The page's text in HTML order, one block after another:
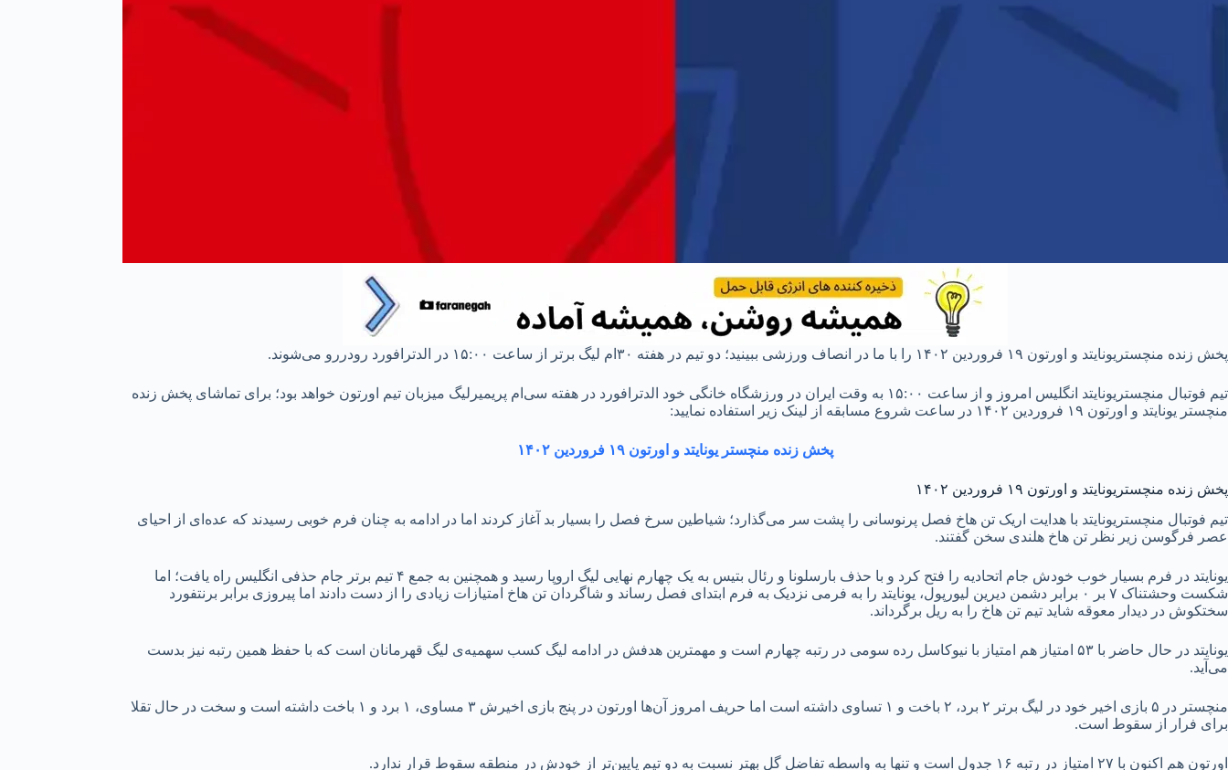
پخش زنده منچستریونایتد و اورتون ۱۹ فروردین ۱۴۰۲ را با ما در انصاف ورزشی ببینید؛ دو تیم در هفته ۳۰ام لیگ برتر از ساعت ۱۵:۰۰ در الدترافورد رودررو می‌شوند.
تیم فوتبال منچستریونایتد انگلیس امروز و از ساعت ۱۵:۰۰ به وقت ایران در ورزشگاه خانگی خود الدترافورد در هفته سی‌ام پریمیرلیگ میزبان تیم اورتون خواهد بود؛ برای تماشای پخش زنده
منچستر یونایتد و اورتون ۱۹ فروردین ۱۴۰۲ در ساعت شروع مسابقه از لینک زیر استفاده نمایید:
پخش زنده منچستر یونایتد و اورتون ۱۹ فروردین ۱۴۰۲
پخش زنده منچستریونایتد و اورتون ۱۹ فروردین ۱۴۰۲
تیم فوتبال منچستریونایتد با هدایت اریک تن هاخ فصل پرنوسانی را پشت سر می‌گذارد؛ شیاطین سرخ فصل را بسیار بد آغاز کردند اما در ادامه به چنان فرم خوبی رسیدند که عده‌ای از احیای
عصر فرگوسن زیر نظر تن هاخ هلندی سخن گفتند.
یونایتد در فرم بسیار خوب خودش جام اتحادیه را فتح کرد و با حذف بارسلونا و رئال بتیس به یک چهارم نهایی لیگ اروپا رسید و همچنین به جمع ۴ تیم برتر جام حذفی انگلیس راه یافت؛ اما
شکست وحشتناک ۷ بر ۰ برابر دشمن دیرین لیورپول، یونایتد را به فرمی نزدیک به فرم ابتدای فصل رساند و شاگردان تن هاخ امتیازات زیادی را از دست دادند اما پیروزی برابر برنتفورد
سختکوش در دیدار معوقه شاید تیم تن هاخ را به ریل برگرداند.
یونایتد در حال حاضر با ۵۳ امتیاز هم امتیاز با نیوکاسل رده سومی در رتبه چهارم است و مهمترین هدفش در ادامه لیگ کسب سهمیه‌ی لیگ قهرمانان است که با حفظ همین رتبه نیز بدست
می‌آید.
منچستر در ۵ بازی اخیر خود در لیگ برتر ۲ برد، ۲ باخت و ۱ تساوی داشته است اما حریف امروز آن‌ها اورتون در پنج بازی اخیرش ۳ مساوی، ۱ برد و ۱ باخت داشته است و سخت در حال تقلا
برای فرار از سقوط است.
اورتون هم اکنون با ۲۷ امتیاز در رتبه ۱۶ جدول است و تنها به واسطه تفاضل گل بهتر نسبت به دو تیم پایین‌تر از خودش در منطقه سقوط قرار ندارد.